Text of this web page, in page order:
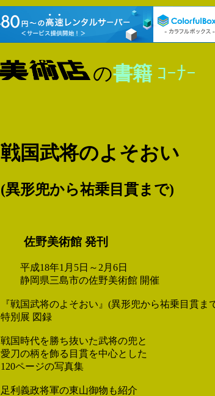
の書籍ｺｰﾅｰ
戦国武将のよそおい
(異形兜から祐乗目貫まで)
佐野美術館 発刊
平成18年1月5日～2月6日
静岡県三島市の佐野美術館 開催
『戦国武将のよそおい』(異形兜から祐乗目貫ま
特別展 図録
戦国時代を勝ち抜いた武将の兜と
愛刀の柄を飾る目貫を中心とした
120ページの写真集
足利義政将軍の東山御物も紹介